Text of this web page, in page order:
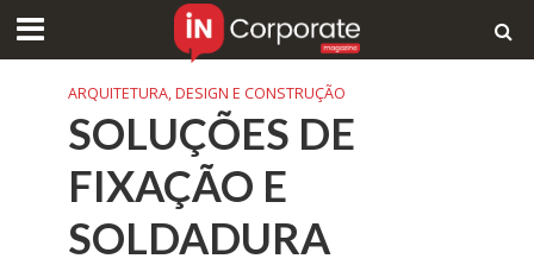
ARQUITETURA, DESIGN E CONSTRUÇÃO
SOLUÇÕES DE
FIXAÇÃO E
SOLDADURA